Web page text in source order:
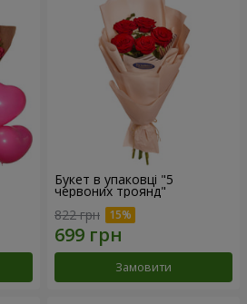
Букет в упаковці "5
червоних троянд"
822 грн
Замовити